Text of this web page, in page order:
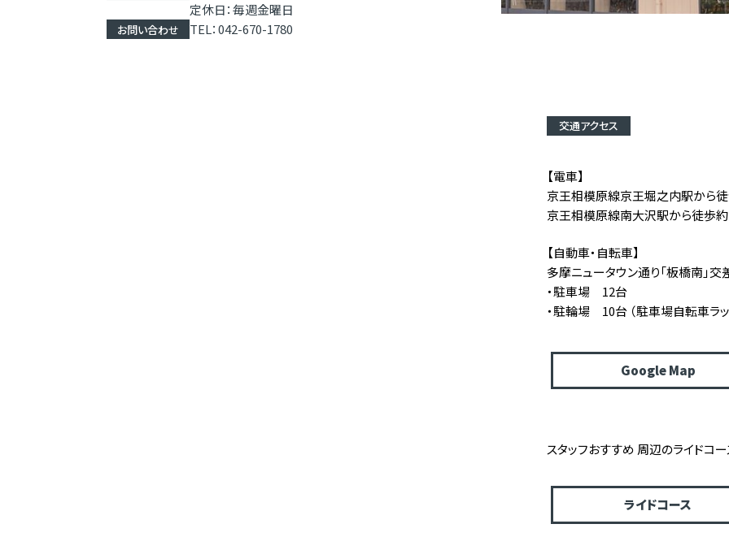
定休日：毎週金曜日
お問い合わせ TEL：042-670-1780
交通アクセス
【電車】
京王相模原線京王堀之内駅から
京王相模原線南大沢駅から徒歩
【自動車・自転車】
多摩ニュータウン通り「板橋南」
・駐車場 12台
・駐輪場 10台 （駐車場自転車ラ
Google Map
スタッフおすすめ 周辺のライドコ
ライドコース